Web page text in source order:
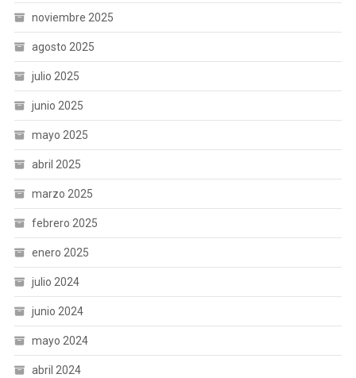
noviembre 2025
agosto 2025
julio 2025
junio 2025
mayo 2025
abril 2025
marzo 2025
febrero 2025
enero 2025
julio 2024
junio 2024
mayo 2024
abril 2024